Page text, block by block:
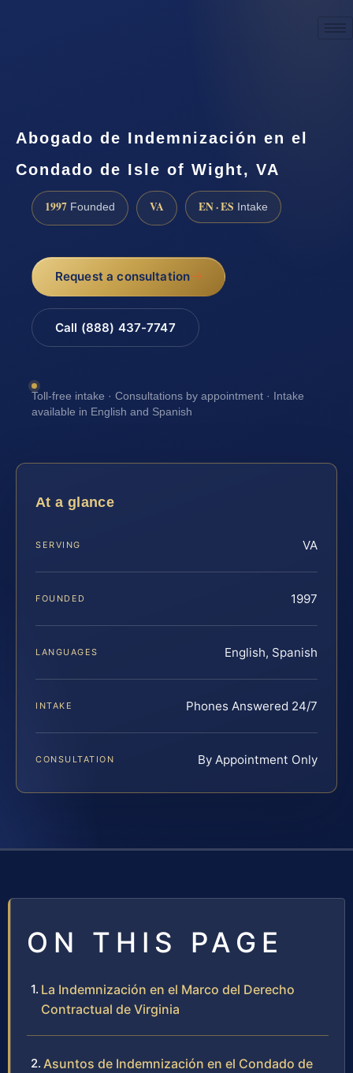
Abogado de Indemnización en el
Condado de Isle of Wight, VA
1997 Founded VA EN · ES Intake
Request a consultation
Call (888) 437-7747
Toll-free intake · Consultations by appointment · Intake
available in English and Spanish
At a glance
SERVING VA
FOUNDED 1997
LANGUAGES English, Spanish
INTAKE Phones Answered 24/7
CONSULTATION By Appointment Only
ON THIS PAGE
La Indemnización en el Marco del Derecho
Contractual de Virginia
Asuntos de Indemnización en el Condado de